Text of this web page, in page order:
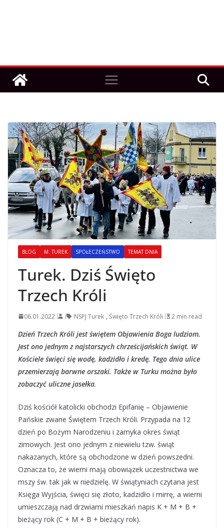
BLOG M. TUREK SPOŁECZEŃSTWO TEMAT DNIA
Turek. Dziś Święto
Trzech Króli
06.01.2022 NSPJ Turek , Święto Trzech Króli 2 min read
Dzień Trzech Króli jest świętem Objawienia Boga ludziom.
Jest ono jednym z najstarszych chrześcijańskich świąt. W
Kościele święci się wodę, kadzidło i kredę. Tego dnia ulice
przemierzają barwne orszaki. Także w Turku można było
zobaczyć uliczne jasełka.
Dziś kościół katolicki obchodzi Epifanię – Objawienie
Pańskie zwane Świętem Trzech Króli. Przypada na 12
dzień po Bożym Narodzeniu i zamyka okres świąt
zimowych. Jest ono jednym z niewielu tzw. świąt
nakazanych, które są obchodzone w dzień powszedni.
Oznacza to, że wierni mają obowiązek uczestnictwa we
mszy św. tak jak w niedzielę. W świątyniach czytana jest
Księga Wyjścia, święci się złoto, kadzidło i mirrę, a wierni
umieszczają nad drzwiami mieszkań napis K + M + B +
bieżący rok (C + M + B + bieżący rok).